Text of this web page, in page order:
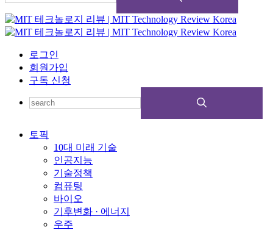
로그인
회원가입
구독 신청
토픽
10대 미래 기술
인공지능
기술정책
컴퓨팅
바이오
기후변화 · 에너지
우주